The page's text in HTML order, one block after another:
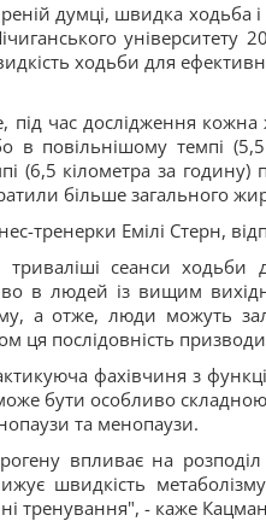
думці, швидка ходьба
університету
ходьби для
під час дослідження
в повільнішому темпі
(6,5 кілометра за
більше загального
тренерки Емілі Стерн,
триваліші сеанси ходьби
в людей із вищим
а отже, люди можуть
ця послідовність
фахівчиня з
може бути особливо
та менопаузи.
впливає на
швидкість
тренування", - каже